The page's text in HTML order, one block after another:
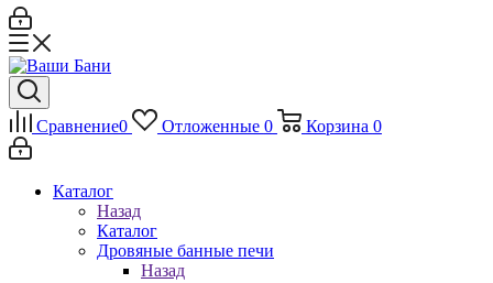
Сравнение0 Отложенные 0 Корзина 0
Каталог
Назад
Каталог
Дровяные банные печи
Назад